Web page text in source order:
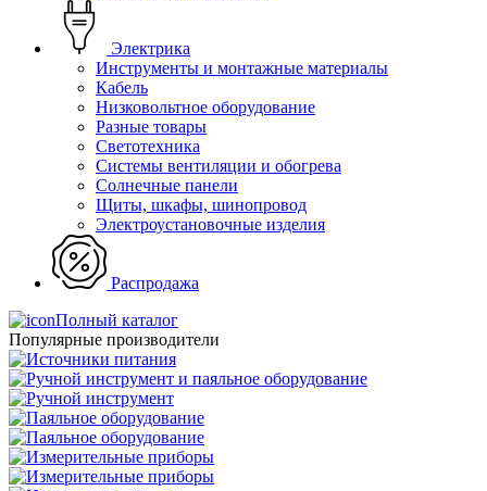
Электрика
Инструменты и монтажные материалы
Кабель
Низковольтное оборудование
Разные товары
Светотехника
Системы вентиляции и обогрева
Солнечные панели
Щиты, шкафы, шинопровод
Электроустановочные изделия
Распродажа
Полный каталог
Популярные производители